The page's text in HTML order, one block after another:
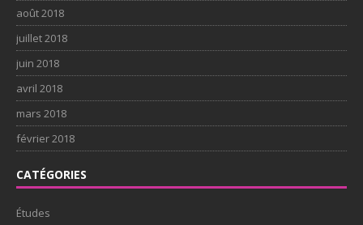
août 2018
juillet 2018
juin 2018
avril 2018
mars 2018
février 2018
CATÉGORIES
Études